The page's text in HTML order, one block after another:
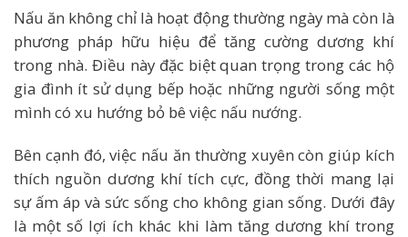
Nấu ăn không chỉ là hoạt động thường ngày mà còn là
phương pháp hữu hiệu để tăng cường dương khí
trong nhà. Điều này đặc biệt quan trọng trong các hộ
gia đình ít sử dụng bếp hoặc những người sống một
mình có xu hướng bỏ bê việc nấu nướng.
Bên cạnh đó, việc nấu ăn thường xuyên còn giúp kích
thích nguồn dương khí tích cực, đồng thời mang lại
sự ấm áp và sức sống cho không gian sống. Dưới đây
là một số lợi ích khác khi làm tăng dương khí trong